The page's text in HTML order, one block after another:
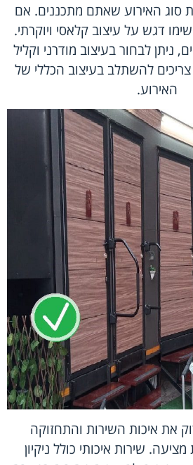
סוג האירוע שאתם מתכננים. אם
דגש על עיצוב קלאסי ויוקרתי.
ניתן לבחור בעיצוב מודרני וקליל
צריכים להשתלב בעיצוב הכללי של
האירוע.
את איכות השירות והתחזוקה
שירות איכותי כולל ניקיון